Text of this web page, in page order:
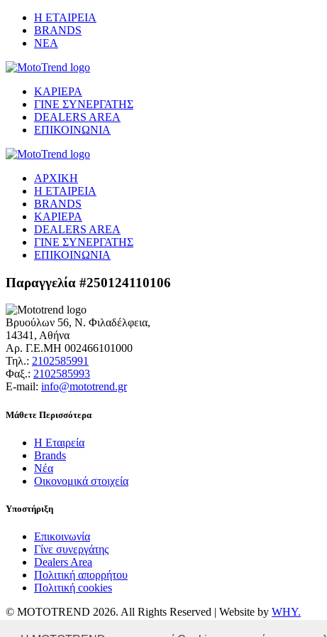
Η ΕΤΑΙΡΕΙΑ
BRANDS
ΝΕΑ
ΚΑΡΙΕΡΑ
ΓΙΝΕ ΣΥΝΕΡΓΑΤΗΣ
DEALERS AREA
ΕΠΙΚΟΙΝΩΝΙΑ
ΑΡΧΙΚΗ
Η ΕΤΑΙΡΕΙΑ
BRANDS
ΚΑΡΙΕΡΑ
DEALERS AREA
ΓΙΝΕ ΣΥΝΕΡΓΑΤΗΣ
ΕΠΙΚΟΙΝΩΝΙΑ
Παραγγελία #250124110106
Βρυούλων 56, Ν. Φιλαδέλφεια,
14341, Αθήνα
Αρ. Γ.Ε.ΜΗ 002466101000
Τηλ.: 2102585991
Φαξ.: 2102585993
Ε-mail: info@mototrend.gr
Μάθετε Περισσότερα
Η Εταιρεία
Brands
Νέα
Οικονομικά στοιχεία
Υποστήριξη
Επικοινωνία
Γίνε συνεργάτης
Dealers Area
Πολιτική απορρήτου
Πολιτική cookies
© MOTOTREND 2026. All Rights Reserved | Website by WHY.